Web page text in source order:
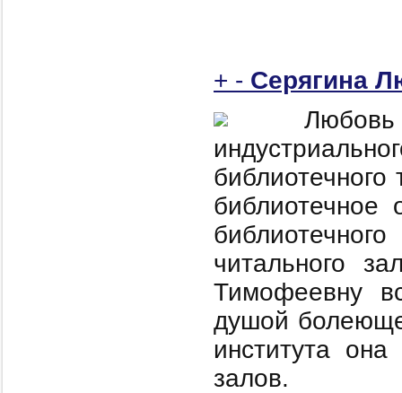
+ - Серягина
библиотечное
читального
Тимофеевну
душой
института
залов.